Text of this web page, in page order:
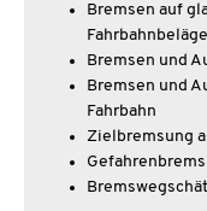
Bremsen auf
Bremsen und
Bremsen und
Fahrbahn
Zielbremsung